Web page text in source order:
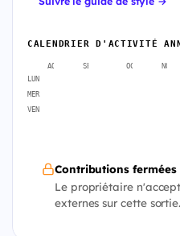
CALENDRIER D'ACTIVITÉ
AOÛT SEPT. OCT. NOV.
LUN
MER
VEN
Contributions fermées
Le propriétaire
externes sur cette sortie.